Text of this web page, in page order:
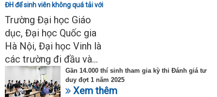
ĐH để sinh viên không quá tải với
ngành Sư phạm Khoa học tự
nhiên
Trường Đại học Giáo
dục, Đại học Quốc gia
Hà Nội, Đại học Vinh là
các trường đi đầu và...
Gần 14.000 thí sinh tham gia kỳ thi Đánh giá tư
duy đợt 1 năm 2025
Xem thêm